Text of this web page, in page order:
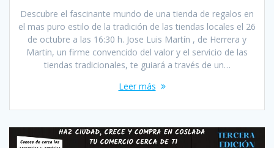
Descubre el fascinante mundo de una tienda de regalos en
el mas puro estilo de la tradición de las tiendas locales el 26
de octubre a las 16:30 h. Jose Luis Martín , de Herrera y
Martin, un firme convencido del valor y el servicio de las
tiendas tradicionales, te guiará a través de un…
Leer más